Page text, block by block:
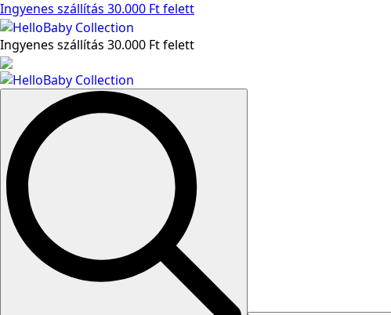
Ingyenes szállítás 30.000 Ft felett
Ingyenes szállítás 30.000 Ft felett
Search